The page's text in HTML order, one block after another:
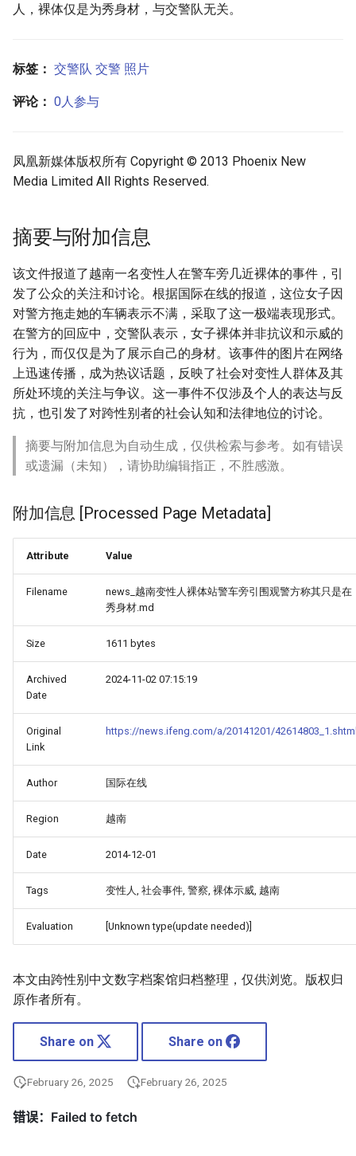
人，裸体仅是为秀身材，与交警队无关。
标签： 交警队 交警 照片
评论： 0人参与
凤凰新媒体版权所有 Copyright © 2013 Phoenix New
Media Limited All Rights Reserved.
摘要与附加信息
该文件报道了越南一名变性人在警车旁几近裸体的事件，引
发了公众的关注和讨论。根据国际在线的报道，这位女子因
对警方拖走她的车辆表示不满，采取了这一极端表现形式。
在警方的回应中，交警队表示，女子裸体并非抗议和示威的
行为，而仅仅是为了展示自己的身材。该事件的图片在网络
上迅速传播，成为热议话题，反映了社会对变性人群体及其
所处环境的关注与争议。这一事件不仅涉及个人的表达与反
抗，也引发了对跨性别者的社会认知和法律地位的讨论。
摘要与附加信息为自动生成，仅供检索与参考。如有错误
或遗漏（未知），请协助编辑指正，不胜感激。
附加信息 [Processed Page Metadata]
Attribute Value
Filename
news_越南变性人裸体站警车旁引围观警方称其只是在
秀身材.md
Size 1611 bytes
Archived
Date
2024-11-02 07:15:19
Original
Link
https://news.ifeng.com/a/20141201/
Author 国际在线
Region 越南
Date 2014-12-01
Tags 变性人, 社会事件, 警察, 裸体示威, 越南
Evaluation [Unknown type(update needed)]
本文由跨性别中文数字档案馆归档整理，仅供浏览。版权归
原作者所有。
Share on Share on
February 26, 2025 February 26, 2025